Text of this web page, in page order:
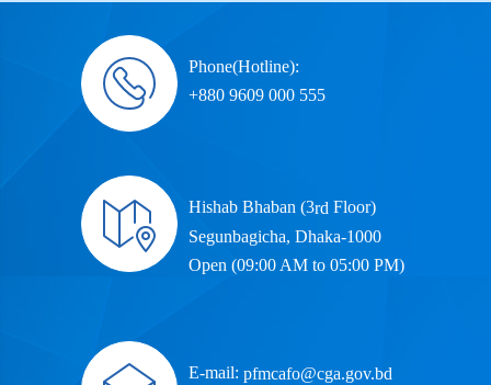
Phone(Hotline):
+880 9609 000 555
Hishab Bhaban (3rd Floor)
Segunbagicha, Dhaka-1000
Open (09:00 AM to 05:00 PM)
E-mail: pfmcafo@cga.gov.bd